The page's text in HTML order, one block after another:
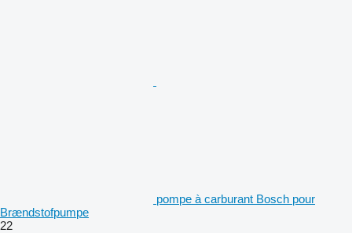
pompe à carburant Bosch pour
Brændstofpumpe
22